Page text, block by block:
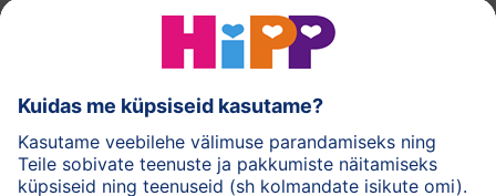
HiPPi piimasegud
HiPPi imikutoidud
HiPPi nahahooldus